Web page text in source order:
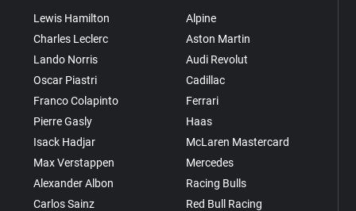
Lewis Hamilton
Charles Leclerc
Lando Norris
Oscar Piastri
Franco Colapinto
Pierre Gasly
Isack Hadjar
Max Verstappen
Alexander Albon
Carlos Sainz
Alpine
Aston Martin
Audi Revolut
Cadillac
Ferrari
Haas
McLaren Mastercard
Mercedes
Racing Bulls
Red Bull Racing